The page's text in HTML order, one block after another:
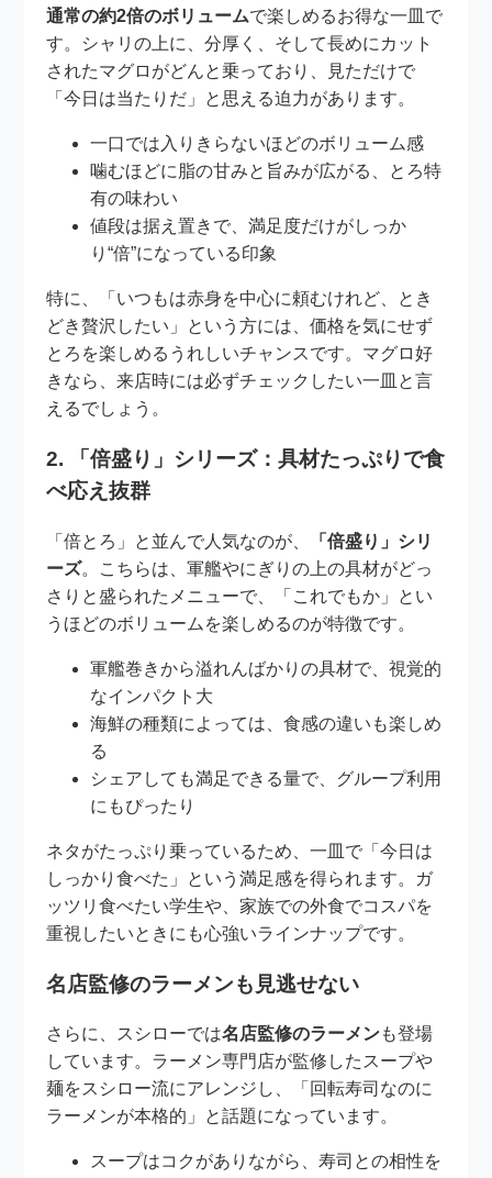
通常の約2倍のボリュームで楽しめるお得な一皿で
す。シャリの上に、分厚く、そして長めにカット
されたマグロがどんと乗っており、見ただけで
「今日は当たりだ」と思える迫力があります。
一口では入りきらないほどのボリューム感
噛むほどに脂の甘みと旨みが広がる、とろ特
有の味わい
値段は据え置きで、満足度だけがしっか
り“倍”になっている印象
特に、「いつもは赤身を中心に頼むけれど、とき
どき贅沢したい」という方には、価格を気にせず
とろを楽しめるうれしいチャンスです。マグロ好
きなら、来店時には必ずチェックしたい一皿と言
えるでしょう。
2. 「倍盛り」シリーズ：具材たっぷりで食
べ応え抜群
「倍とろ」と並んで人気なのが、
「倍盛り」シリ
ーズ。こちらは、軍艦やにぎりの上の具材がどっ
さりと盛られたメニューで、「これでもか」とい
うほどのボリュームを楽しめるのが特徴です。
軍艦巻きから溢れんばかりの具材で、視覚的
なインパクト大
海鮮の種類によっては、食感の違いも楽しめ
る
シェアしても満足できる量で、グループ利用
にもぴったり
ネタがたっぷり乗っているため、一皿で「今日は
しっかり食べた」という満足感を得られます。ガ
ッツリ食べたい学生や、家族での外食でコスパを
重視したいときにも心強いラインナップです。
名店監修のラーメンも見逃せない
さらに、スシローでは名店監修のラーメンも登場
しています。ラーメン専門店が監修したスープや
麺をスシロー流にアレンジし、「回転寿司なのに
ラーメンが本格的」と話題になっています。
スープはコクがありながら、寿司との相性を